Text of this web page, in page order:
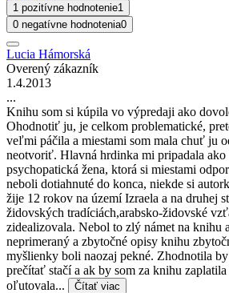
1 pozitívne hodnotenie1
0 negatívne hodnotenia0
Lucia Hámorská
Overený zákazník
1.4.2013
...
Knihu som si kúpila vo výpredaji ako
Ohodnotiť ju, je celkom problematické,
veľmi páčila a miestami som mala chuť ju
neotvoriť. Hlavná hrdinka mi pripadala ako
psychopatická žena, ktorá si miestami
neboli dotiahnuté do konca, niekde si
žije 12 rokov na území Izraela a na druhej
židovských tradíciách,arabsko-židovské
zidealizovala. Nebol to zlý námet na knihu
neprimeraný a zbytočné opisy knihu
myšlienky boli naozaj pekné. Zhodnotila
prečítať stačí a ak by som za knihu
oľutovala...
Čítať viac